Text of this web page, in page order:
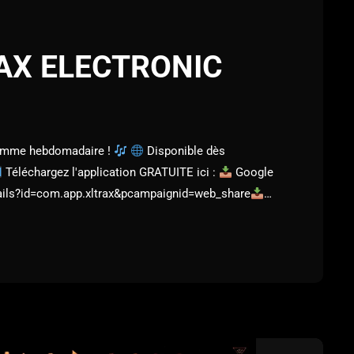
ELECTRONIC
hebdomadaire !
Disponible dès
Téléchargez l'application GRATUITE ici :
Google